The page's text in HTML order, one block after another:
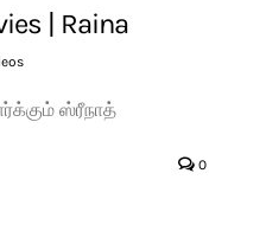
| Raina
ஸ்ரீநாத்
0